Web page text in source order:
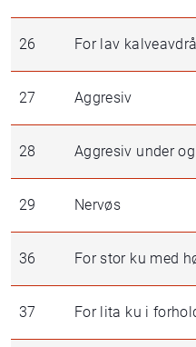
26 For lav
27 Aggresiv
28 Aggresiv under
29 Nervøs
36 For stor ku med
37 For lita ku i